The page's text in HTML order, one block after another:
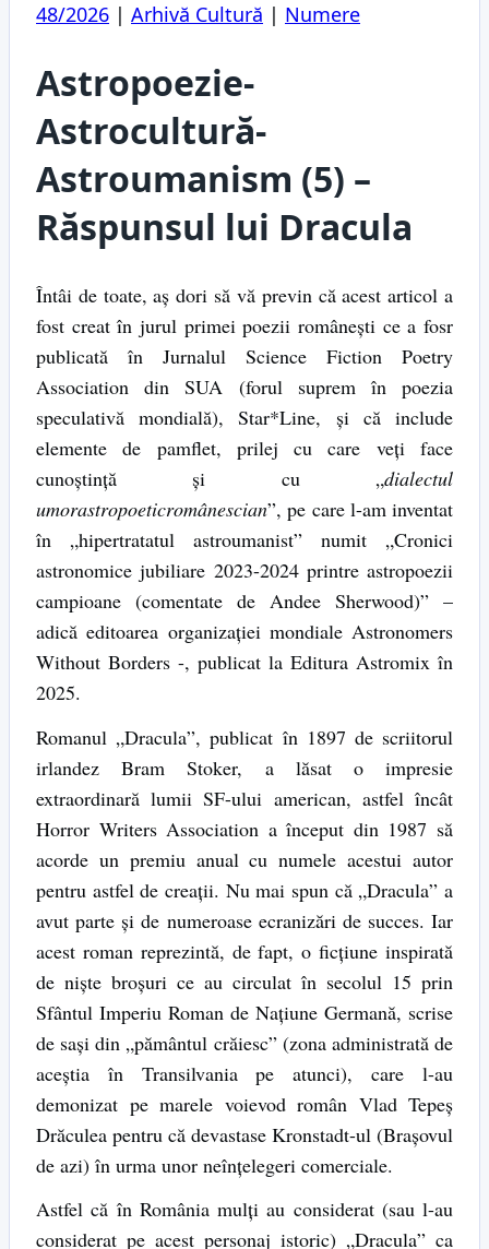
48/2026 | Arhivă Cultură | Numere
Astropoezie-
Astrocultură-
Astroumanism (5) –
Răspunsul lui Dracula
Întâi de toate, aș dori să vă previn că acest articol a
fost creat în jurul primei poezii românești ce a fosr
publicată în Jurnalul Science Fiction Poetry
Association din SUA (forul suprem în poezia
speculativă mondială), Star*Line, și că include
elemente de pamflet, prilej cu care veți face
cunoștință și cu „dialectul
umorastropoeticromânescian”, pe care l-am inventat
în „hipertratatul astroumanist” numit „Cronici
astronomice jubiliare 2023-2024 printre astropoezii
campioane (comentate de Andee Sherwood)” –
adică editoarea organizației mondiale Astronomers
Without Borders -, publicat la Editura Astromix în
2025.
Romanul „Dracula”, publicat în 1897 de scriitorul
irlandez Bram Stoker, a lăsat o impresie
extraordinară lumii SF-ului american, astfel încât
Horror Writers Association a început din 1987 să
acorde un premiu anual cu numele acestui autor
pentru astfel de creații. Nu mai spun că „Dracula” a
avut parte și de numeroase ecranizări de succes. Iar
acest roman reprezintă, de fapt, o ficțiune inspirată
de niște broșuri ce au circulat în secolul 15 prin
Sfântul Imperiu Roman de Națiune Germană, scrise
de sași din „pământul crăiesc” (zona administrată de
aceștia în Transilvania pe atunci), care l-au
demonizat pe marele voievod român Vlad Tepeș
Drăculea pentru că devastase Kronstadt-ul (Brașovul
de azi) în urma unor neînțelegeri comerciale.
Astfel că în România mulți au considerat (sau l-au
considerat pe acest personaj istoric) „Dracula” ca